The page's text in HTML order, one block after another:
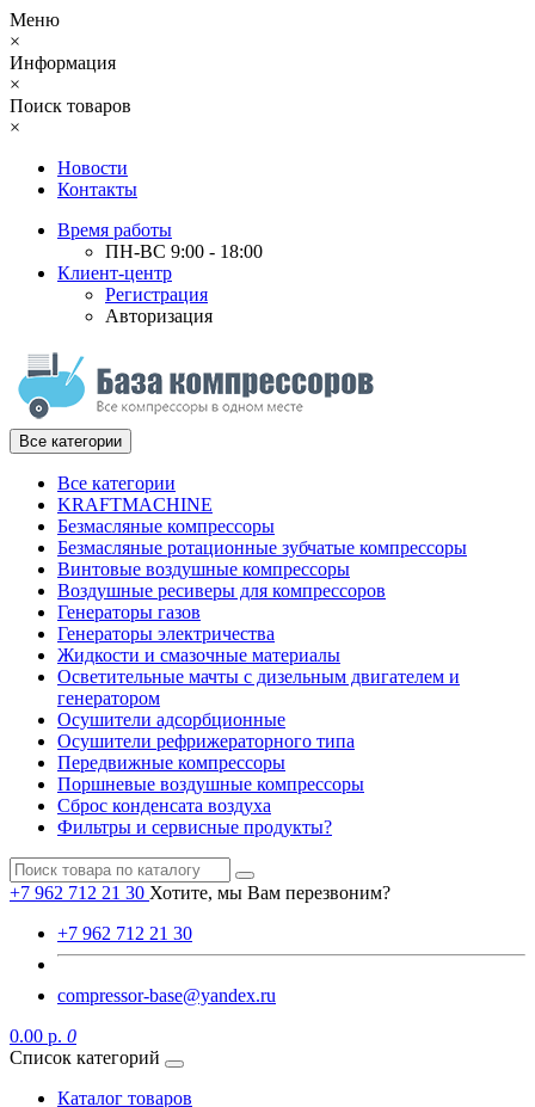
Меню
×
Информация
×
Поиск товаров
×
Новости
Контакты
Время работы
ПН-ВС 9:00 - 18:00
Клиент-центр
Регистрация
Авторизация
Все категории
Все категории
KRAFTMACHINE
Безмасляные компрессоры
Безмасляные ротационные зубчатые компрессоры
Винтовые воздушные компрессоры
Воздушные ресиверы для компрессоров
Генераторы газов
Генераторы электричества
Жидкости и смазочные материалы
Осветительные мачты с дизельным двигателем и
генератором
Осушители адсорбционные
Осушители рефрижераторного типа
Передвижные компрессоры
Поршневые воздушные компрессоры
Сброс конденсата воздуха
Фильтры и сервисные продукты?
+7 962 712 21 30 Хотите, мы Вам перезвоним?
+7 962 712 21 30
compressor-base@yandex.ru
0.00 р. 0
Список категорий
Каталог товаров